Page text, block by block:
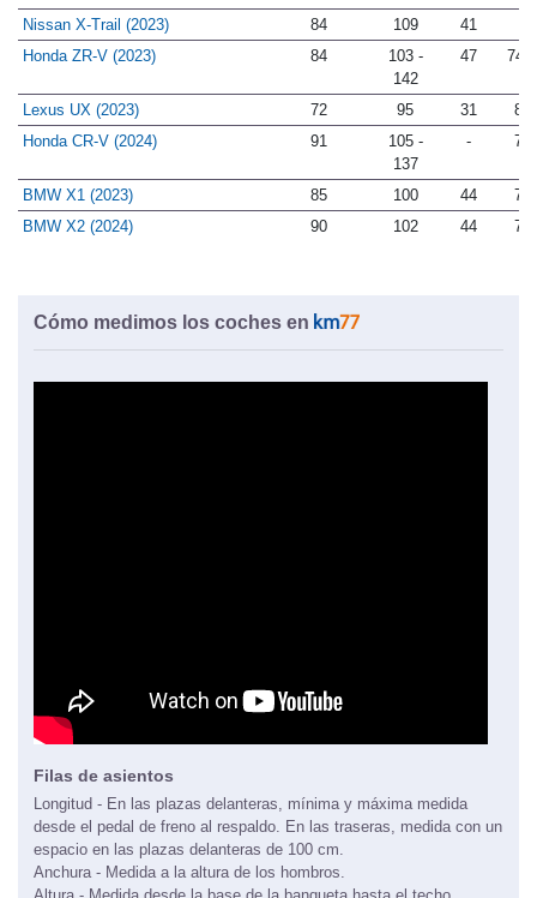
146
Nissan X-Trail (2023) 84 109 41
103 -
142
Lexus UX (2023) 72 95 31
80
105 -
137
BMW X1 (2023) 85 100 44
72
Filas de asientos
Longitud - En las plazas delanteras, mínima y máxima medida
desde el pedal de freno al respaldo. En las traseras, medida con un
espacio en las plazas delanteras de 100 cm.
Anchura - Medida a la altura de los hombros.